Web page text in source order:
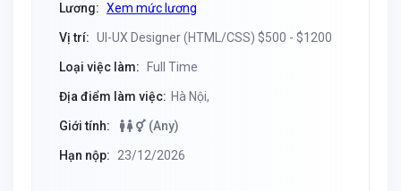
Lương: Xem mức lương
Vị trí: UI-UX Designer (HTML/CSS) $500 - $1200
Loại việc làm: Full Time
Địa điểm làm việc: Hà Nội,
Giới tính: (Any)
Hạn nộp: 23/12/2026